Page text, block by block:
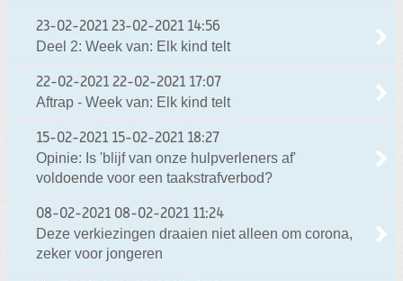
23-02-2021 23-02-2021 14:56
Deel 2: Week van: Elk kind telt
22-02-2021 22-02-2021 17:07
Aftrap - Week van: Elk kind telt
15-02-2021 15-02-2021 18:27
Opinie: Is 'blijf van onze hulpverleners af'
voldoende voor een taakstrafverbod?
08-02-2021 08-02-2021 11:24
Deze verkiezingen draaien niet alleen om corona,
zeker voor jongeren